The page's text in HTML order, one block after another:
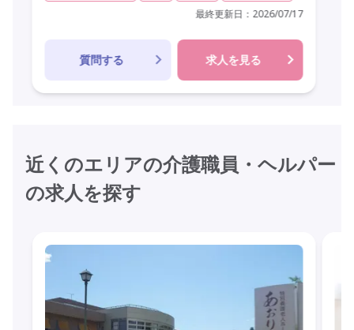
最終更新日： 2026/07/17
質問する 求人を見る
近くのエリアの介護職員・ヘルパー
の求人を探す